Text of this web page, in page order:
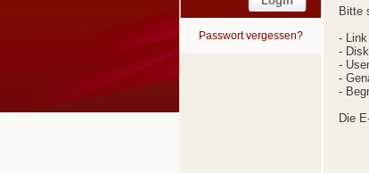
Passwort vergessen?
Bitte
-
-
-
-
-
Die